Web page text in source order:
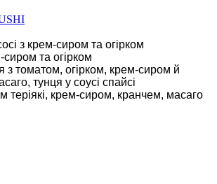
з крем-сиром та огірком
сиром та огірком
з томатом, огірком, крем-сиром й
тунця у соусі спайсі
теріякі, крем-сиром, кранчем, масаго